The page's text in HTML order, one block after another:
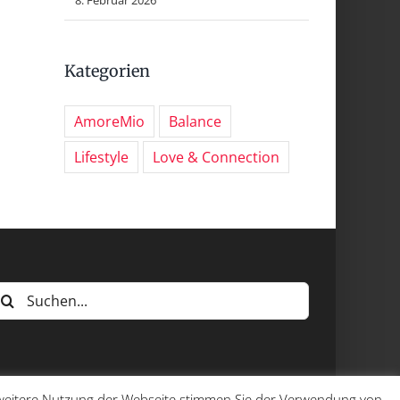
Kategorien
AmoreMio
Balance
Lifestyle
Love & Connection